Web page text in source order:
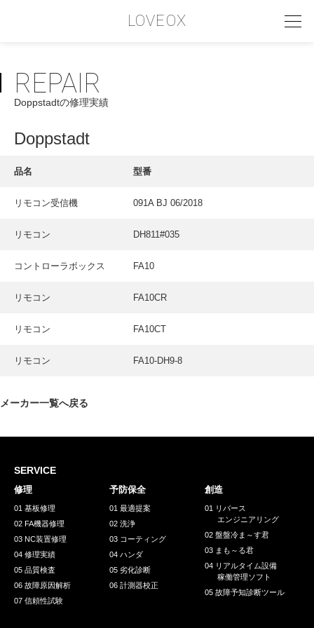
LOVEOX
PHILOSOPHY
フィロソフィー
COMPANY PROFILE
INTERVIEW
お客様インタビュー
RECRUIT
お問い合わせ
REPAIR
Doppstadtの修理実績
Doppstadt
品名 型番
リモコン受信機 091A BJ 06/2018
リモコン DH811#035
コントローラボックス FA10
リモコン FA10CR
リモコン FA10CT
リモコン FA10-DH9-8
メーカー一覧へ戻る
SERVICE
修理
01 基板修理
02 FA機器修理
03 NC装置修理
04 修理実績
05 品質検査
06 故障原因解析
07 信頼性試験
予防保全
01 最適提案
02 洗浄
03 コーティング
04 ハンダ
05 劣化診断
06 計測器校正
創造
01 リバース
エンジニアリング
02 盤盤冷ま～す君
03 まも～る君
04 リアルタイム設備
稼働管理ソフト
05 故障予知診断ツール